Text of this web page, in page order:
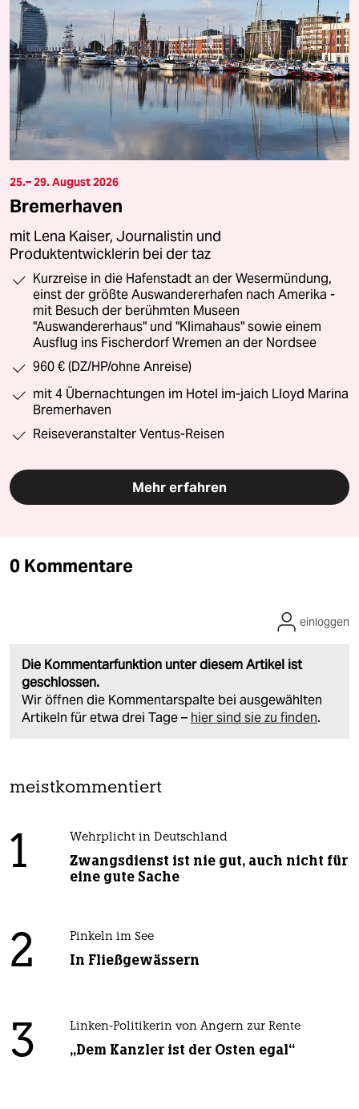
25.– 29. August 2026
Bremerhaven
mit Lena Kaiser, Journalistin und
Produktentwicklerin bei der taz
Kurzreise in die Hafenstadt an der Wesermündung,
einst der größte Auswandererhafen nach Amerika -
mit Besuch der berühmten Museen
"Auswandererhaus" und "Klimahaus" sowie einem
Ausflug ins Fischerdorf Wremen an der Nordsee
960 € (DZ/HP/ohne Anreise)
mit 4 Übernachtungen im Hotel im-jaich Lloyd Marina
Bremerhaven
Reiseveranstalter Ventus-Reisen
Mehr erfahren
0 Kommentare
Die Kommentarfunktion unter diesem Artikel ist
geschlossen.
Wir öffnen die Kommentarspalte bei ausgewählten
Artikeln für etwa drei Tage – hier sind sie zu finden.
einloggen
meistkommentiert
1 Wehrplicht in Deutschland
Zwangsdienst ist nie gut, auch nicht für
eine gute Sache
2 Pinkeln im See
In Fließgewässern
3 Linken-Politikerin von Angern zur Rente
„Dem Kanzler ist der Osten egal“